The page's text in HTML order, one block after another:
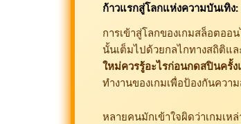
ก้าวแรกสู่โลกแห่งความบันเทิ
การเข้าสู่โลกของเกมสล็อตอ
นั้นเต็มไปด้วยกลไกทางสถิติแ
ใหม่ควรรู้อะไรก่อนกดสปินครั้ง
ทำงานของเกมเพื่อป้องกันควา
หลายคนมักเข้าใจผิดว่าเกมเ